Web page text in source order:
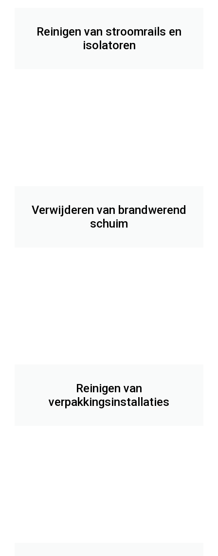
Reinigen van stroomrails en
isolatoren
Verwijderen van brandwerend
schuim
Reinigen van
verpakkingsinstallaties